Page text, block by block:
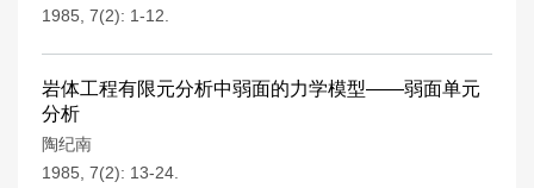
1985, 7(2): 1-12.
岩体工程有限元分析中弱面的力学模型——弱面单元
分析
陶纪南
1985, 7(2): 13-24.